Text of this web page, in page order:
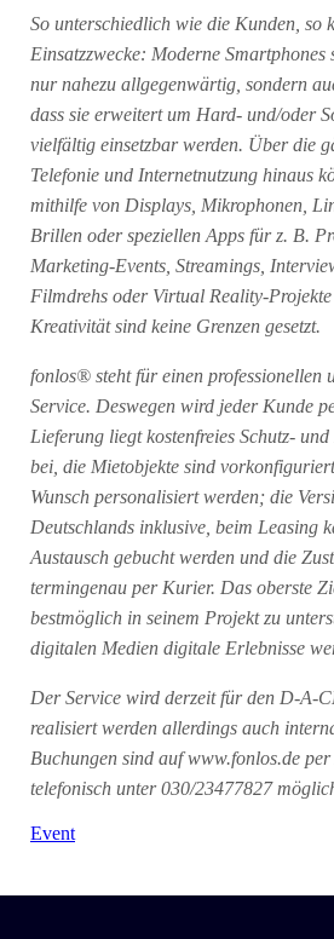
So unterschiedlich wie die Kunden, so
Einsatzzwecke: Moderne Smartphones
nur nahezu allgegenwärtig, sondern
dass sie erweitert um Hard- und/oder
vielfältig einsetzbar werden. Über die
Telefonie und Internetnutzung hinaus
mithilfe von Displays, Mikrophonen,
Brillen oder speziellen Apps für z. B.
Marketing-Events, Streamings,
Filmdrehs oder Virtual Reality-
Kreativität sind keine Grenzen gesetzt.
fonlos® steht für einen professionellen
Service. Deswegen wird jeder Kunde
Lieferung liegt kostenfreies Schutz-
bei, die Mietobjekte sind
Wunsch personalisiert werden; die
Deutschlands inklusive, beim Leasing
Austausch gebucht werden und die
termingenau per Kurier. Das oberste
bestmöglich in seinem Projekt zu
digitalen Medien digitale Erlebnisse
Der Service wird derzeit für den D-A-
realisiert werden allerdings auch
Buchungen sind auf www.fonlos.de
telefonisch unter 030/23477827
Event